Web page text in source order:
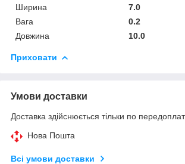
Ширина
7.0
Вага
0.2
Довжина
10.0
Приховати
Умови доставки
Доставка здійснюється тільки по
Нова Пошта
Всі умови доставки